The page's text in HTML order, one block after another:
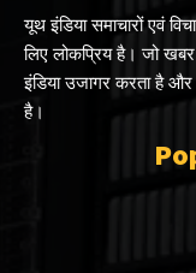
यूथ इंडिया समाचारों एवं
लिए लोकप्रिय है। जो
इंडिया उजागर करता है
है।